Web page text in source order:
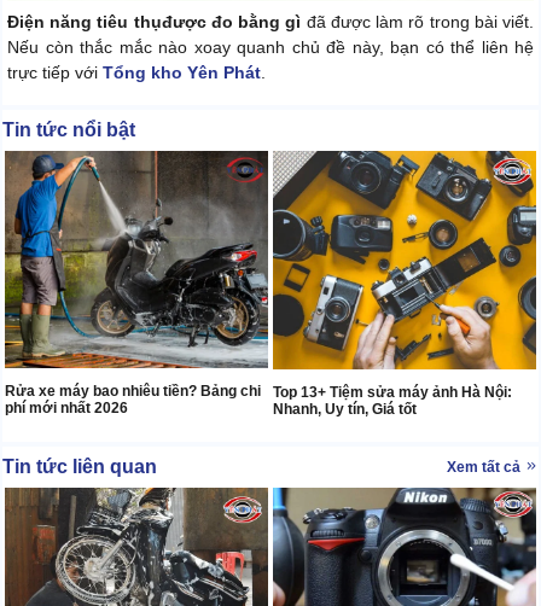
Điện năng tiêu thụđược đo bằng gì đã được làm rõ trong bài viết.
Nếu còn thắc mắc nào xoay quanh chủ đề này, bạn có thể liên hệ
trực tiếp với Tổng kho Yên Phát.
Tin tức nổi bật
Rửa xe máy bao nhiêu tiền? Bảng chi
phí mới nhất 2026
Top 13+ Tiệm sửa máy ảnh Hà Nội:
Nhanh, Uy tín, Giá tốt
Tin tức liên quan Xem tất cả